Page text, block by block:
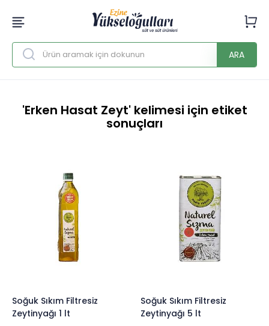
ARA
'Erken Hasat Zeyt' kelimesi için etiket
sonuçları
Soğuk Sıkım Filtresiz
Zeytinyağı 1 lt
Soğuk Sıkım Filtresiz
Zeytinyağı 5 lt